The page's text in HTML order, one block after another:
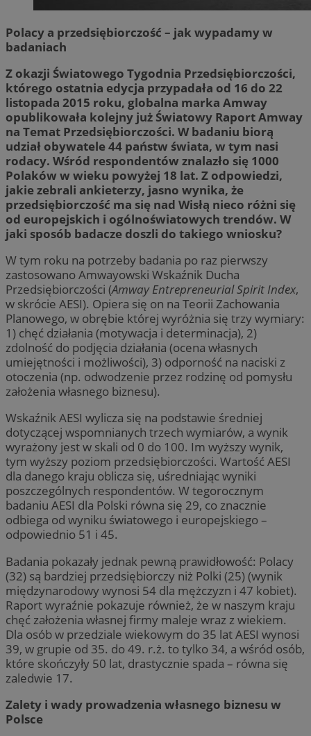
Polacy a przedsiębiorczość – jak wypadamy w
badaniach
Z okazji Światowego Tygodnia Przedsiębiorczości,
którego ostatnia edycja przypadała od 16 do 22
listopada 2015 roku, globalna marka Amway
opublikowała kolejny już Światowy Raport Amway
na Temat Przedsiębiorczości. W badaniu biorą
udział obywatele 44 państw świata, w tym nasi
rodacy. Wśród respondentów znalazło się 1000
Polaków w wieku powyżej 18 lat. Z odpowiedzi,
jakie zebrali ankieterzy, jasno wynika, że
przedsiębiorczość ma się nad Wisłą nieco różni się
od europejskich i ogólnoświatowych trendów. W
jaki sposób badacze doszli do takiego wniosku?
W tym roku na potrzeby badania po raz pierwszy
zastosowano Amwayowski Wskaźnik Ducha
Przedsiębiorczości (Amway Entrepreneurial Spirit Index,
w skrócie AESI). Opiera się on na Teorii Zachowania
Planowego, w obrębie której wyróżnia się trzy wymiary:
1) chęć działania (motywacja i determinacja), 2)
zdolność do podjęcia działania (ocena własnych
umiejętności i możliwości), 3) odporność na naciski z
otoczenia (np. odwodzenie przez rodzinę od pomysłu
założenia własnego biznesu).
Wskaźnik AESI wylicza się na podstawie średniej
dotyczącej wspomnianych trzech wymiarów, a wynik
wyrażony jest w skali od 0 do 100. Im wyższy wynik,
tym wyższy poziom przedsiębiorczości. Wartość AESI
dla danego kraju oblicza się, uśredniając wyniki
poszczególnych respondentów. W tegorocznym
badaniu AESI dla Polski równa się 29, co znacznie
odbiega od wyniku światowego i europejskiego –
odpowiednio 51 i 45.
Badania pokazały jednak pewną prawidłowość: Polacy
(32) są bardziej przedsiębiorczy niż Polki (25) (wynik
międzynarodowy wynosi 54 dla mężczyzn i 47 kobiet).
Raport wyraźnie pokazuje również, że w naszym kraju
chęć założenia własnej firmy maleje wraz z wiekiem.
Dla osób w przedziale wiekowym do 35 lat AESI wynosi
39, w grupie od 35. do 49. r.ż. to tylko 34, a wśród osób,
które skończyły 50 lat, drastycznie spada – równa się
zaledwie 17.
Zalety i wady prowadzenia własnego biznesu w
Polsce